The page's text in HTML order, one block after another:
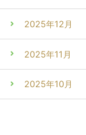
2025年12月
2025年11月
2025年10月